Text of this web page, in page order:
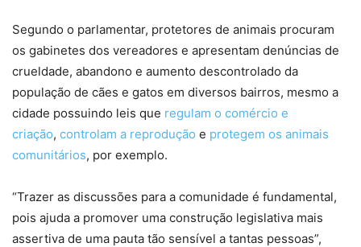
Segundo o parlamentar, protetores de animais procuram
os gabinetes dos vereadores e apresentam denúncias de
crueldade, abandono e aumento descontrolado da
população de cães e gatos em diversos bairros, mesmo a
cidade possuindo leis que regulam o comércio e
criação, controlam a reprodução e protegem os animais
comunitários, por exemplo.
“Trazer as discussões para a comunidade é fundamental,
pois ajuda a promover uma construção legislativa mais
assertiva de uma pauta tão sensível a tantas pessoas”,